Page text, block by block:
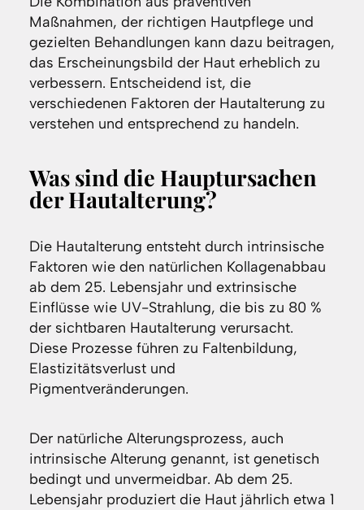
Maßnahmen, der richtigen Hautpflege und
gezielten Behandlungen kann dazu beitragen,
das Erscheinungsbild der Haut erheblich zu
verbessern. Entscheidend ist, die
verschiedenen Faktoren der Hautalterung zu
verstehen und entsprechend zu handeln.
Was sind die Hauptursachen
der Hautalterung?
Die Hautalterung entsteht durch intrinsische
Faktoren wie den natürlichen Kollagenabbau
ab dem 25. Lebensjahr und extrinsische
Einflüsse wie UV-Strahlung, die bis zu 80 %
der sichtbaren Hautalterung verursacht.
Diese Prozesse führen zu Faltenbildung,
Elastizitätsverlust und
Pigmentveränderungen.
Der natürliche Alterungsprozess, auch
intrinsische Alterung genannt, ist genetisch
bedingt und unvermeidbar. Ab dem 25.
Lebensjahr produziert die Haut jährlich etwa 1